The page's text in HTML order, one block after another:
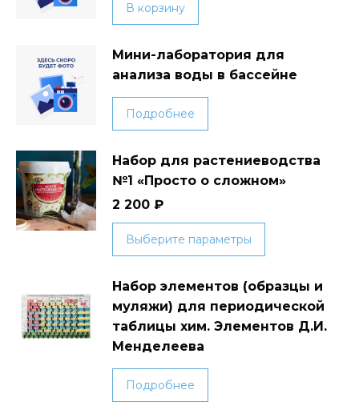
В корзину
Мини-лаборатория для
анализа воды в бассейне
Подробнее
Набор для растениеводства
№1 «Просто о сложном»
2 200 ₽
Выберите параметры
несколько
вариаций.
Опции
Набор элементов (образцы и
муляжи) для периодической
таблицы хим. Элементов Д.И.
Менделеева
Подробнее